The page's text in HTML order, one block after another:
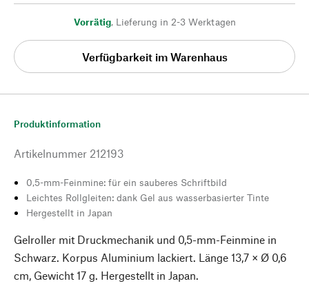
Vorrätig, Lieferung in 2-3 Werktagen
Verfügbarkeit im Warenhaus
Produktinformation
Artikelnummer 212193
0,5-mm-Feinmine: für ein sauberes Schriftbild
Leichtes Rollgleiten: dank Gel aus wasserbasierter Tinte
Hergestellt in Japan
Gelroller mit Druckmechanik und 0,5-mm-Feinmine in
Schwarz. Korpus Aluminium lackiert. Länge 13,7 × Ø 0,6
cm, Gewicht 17 g. Hergestellt in Japan.